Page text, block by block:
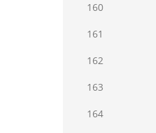
160
161
162
163
164